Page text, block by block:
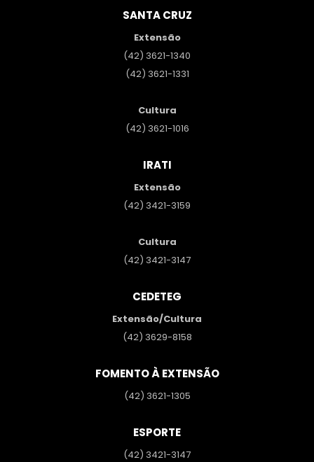
SANTA CRUZ
Extensão
(42) 3621-1340
(42) 3621-1331
Cultura
(42) 3621-1016
IRATI
Extensão
(42) 3421-3159
Cultura
(42) 3421-3147
CEDETEG
Extensão/Cultura
(42) 3629-8158
FOMENTO À EXTENSÃO
(42) 3621-1305
ESPORTE
(42) 3421-3147